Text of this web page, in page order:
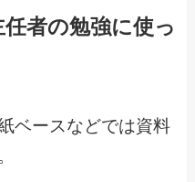
者の勉強に使っ
ベースなどでは資料